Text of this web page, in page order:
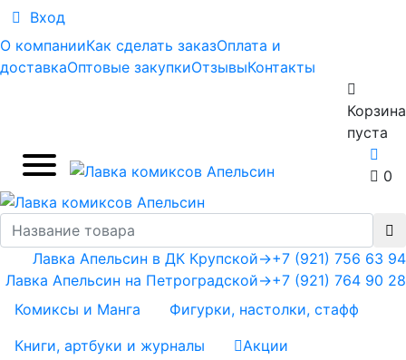
Вход
О компанииКак сделать заказОплата и
доставкаОптовые закупкиОтзывыКонтакты
Корзина
пуста
0
+7 (921) 756 63 94
+7 (921) 764 90 28
Лавка Апельсин в ДК Крупской→
Лавка Апельсин на Петроградской→
Комиксы и Манга
Фигурки, настолки, стафф
Книги, артбуки и журналы
Акции